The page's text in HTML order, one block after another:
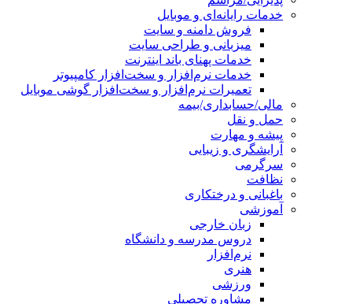
خدمات رایانه‌ای و موبایل
فروش دامنه و سایت
میزبانی و طراحی سایت
خدمات پهنای باند اینترنت
خدمات نرم‌افزار و سخت‌افزار کامپیوتر
تعمیرات نرم‌افزار و سخت‌افزار گوشی موبایل
مالی/حسابداری/بیمه
حمل و نقل
پیشه و مهارت
آرایشگری و زیبایی
سرگرمی
نظافت
باغبانی و درختکاری
آموزشی
زبان خارجی
دروس مدرسه و دانشگاه
نرم‌افزار
هنری
ورزشی
مشاوره تحصیلی